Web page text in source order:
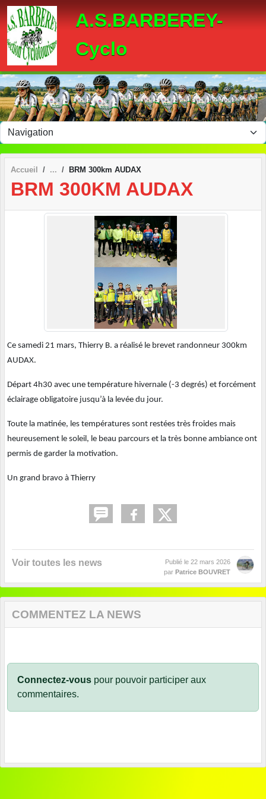
A.S.BARBEREY-
Cyclo
Accueil BRM 300km AUDAX
BRM 300KM AUDAX
Ce samedi 21 mars, Thierry B. a réalisé le brevet randonneur 300km
AUDAX.
Départ 4h30 avec une température hivernale (-3 degrés) et forcément
éclairage obligatoire jusqu’à la levée du jour.
Toute la matinée, les températures sont restées très froides mais
heureusement le soleil, le beau parcours et la très bonne ambiance ont
permis de garder la motivation.
Un grand bravo à Thierry
Voir toutes les news Publié le 22 mars 2026
par Patrice BOUVRET
COMMENTEZ LA NEWS
Connectez-vous pour pouvoir participer aux
commentaires.
Panneau de gestion des cookies